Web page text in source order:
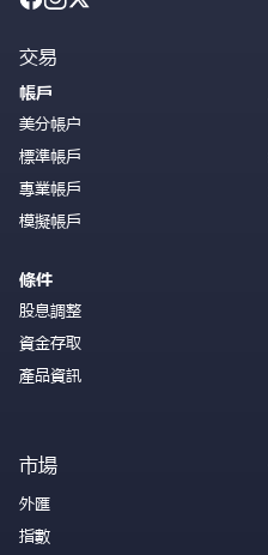
交易
帳戶
美分帳户
標準帳戶
專業帳戶
模擬帳戶
條件
股息調整
資金存取
產品資訊
市場
外匯
指數